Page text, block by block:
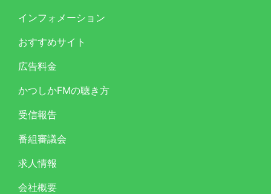
インフォメーション
おすすめサイト
広告料金
かつしかFMの聴き方
受信報告
番組審議会
求人情報
会社概要